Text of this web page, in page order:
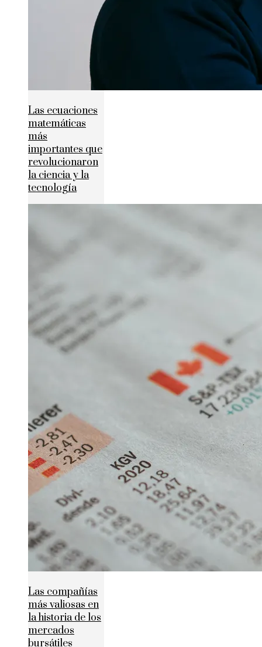
Las ecuaciones
matemáticas
más
importantes que
revolucionaron
la ciencia y la
tecnología
Las compañías
más valiosas en
la historia de los
mercados
bursátiles